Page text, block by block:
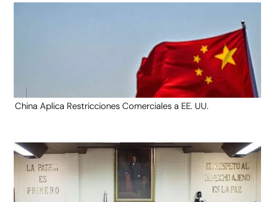
China Aplica Restricciones Comerciales a EE. UU.